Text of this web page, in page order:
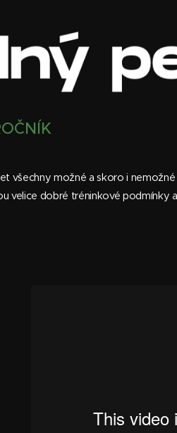
všechny možné a skoro i
velice dobré tréninkové podmínky